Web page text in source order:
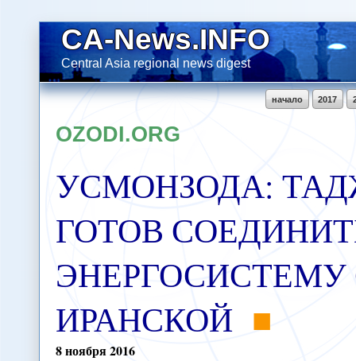
CA-News.INFO
Central Asia regional news digest
2017
начало
OZODI.ORG
УСМОНЗОДА:
ГОТОВ
ЭНЕРГОСИСТЕМУ
ИРАНСКОЙ
8ноября2016